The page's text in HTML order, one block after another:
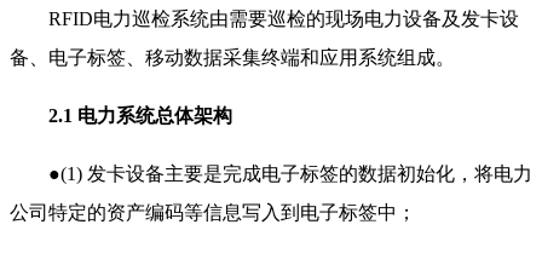
RFID电力巡检系统由需要巡检的现场电力设备及发卡设
备、电子标签、移动数据采集终端和应用系统组成。
2.1 电力系统总体架构
●(1) 发卡设备主要是完成电子标签的数据初始化，将电力
公司特定的资产编码等信息写入到电子标签中；